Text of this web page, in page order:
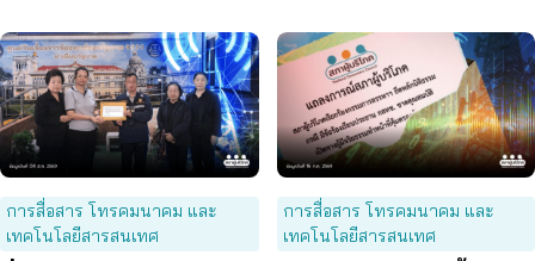
การสื่อสาร โทรคมนาคม และ
เทคโนโลยีสารสนเทศ
การสื่อสาร โทรคมนาคม และ
เทคโนโลยีสารสนเทศ